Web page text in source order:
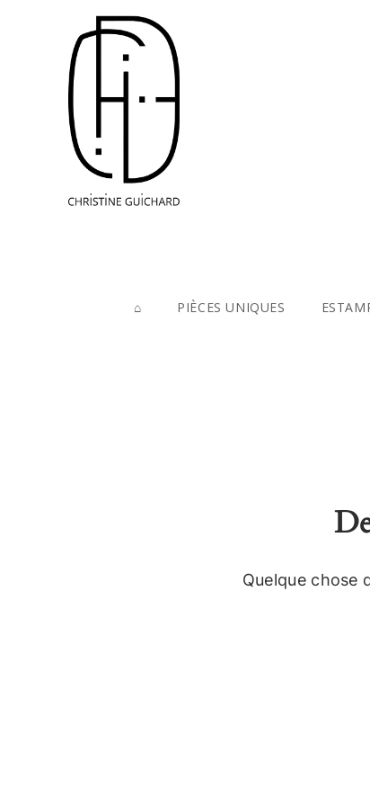
⌂ PIÈCES UNIQUES
Quelque chose